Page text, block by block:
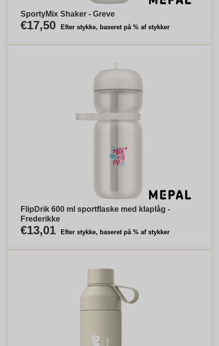
SportyMix Shaker - Greve
€17,50 Efter stykke, baseret på % af stykker
FlipDrik 600 ml sportflaske med klaplåg -
Frederikke
€13,01 Efter stykke, baseret på % af stykker